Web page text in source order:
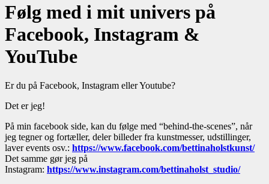
Følg med i mit univers på
Facebook, Instagram &
YouTube
Er du på Facebook, Instagram eller Youtube?
Det er jeg!
På min facebook side, kan du følge med “behind-the-scenes”, når
jeg tegner og fortæller, deler billeder fra kunstmesser, udstillinger,
laver events osv.: https://www.facebook.com/bettinaholstkunst/
Det samme gør jeg på
Instagram: https://www.instagram.com/bettinaholst_studio/